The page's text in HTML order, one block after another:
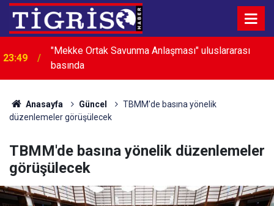
"Mekke Ortak Savunma Anlaşması" uluslararası
basında
23:03 Avcılar Belediyesi soruşturması: 12 kişi tutuklandı
Anasayfa Güncel
TBMM'de basına yönelik
düzenlemeler görüşülecek
TBMM'de basına yönelik düzenlemeler
görüşülecek